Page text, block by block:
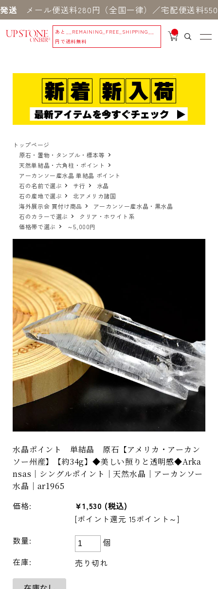
ール便送料280円（全国一律）／宅配便送料550円
あと
__REMAINING_FREE_SHIPPING__
円で送料無料
__
IT
_
トップページ
原石・置物・タンブル・標本等
天然単結晶・六角柱・ポイント
アーカンソー産水晶 単結晶 ポイント
石の名前で選ぶ
サ行
水晶
石の産地で選ぶ
北アメリカ諸国
海外展示会 買付け商品
アーカンソー産水晶・黒水晶
石のカラーで選ぶ
クリア・ホワイト系
価格帯で選ぶ
～5,000円
水晶ポイント 単結晶 原石【アメリカ・アーカン
ソー州産】【約34g】◆美しい照りと透明感◆Arka
nsas｜シングルポイント｜天然水晶｜アーカンソー
水晶｜ar1965
価格: ¥1,530 (税込)
[ポイント還元 15ポイント～]
数量:
個
在庫:
売り切れ